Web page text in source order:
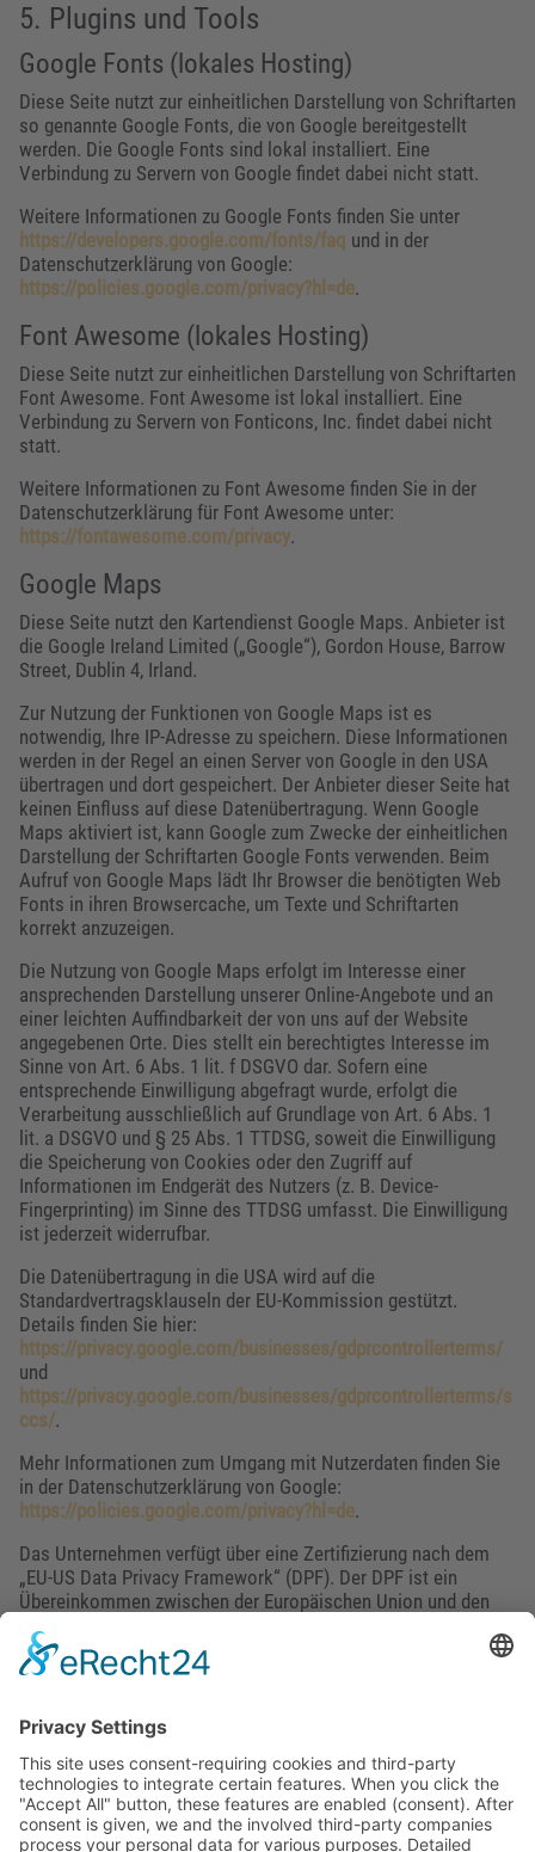
5. Plugins und Tools
Google Fonts (lokales Hosting)
Diese Seite nutzt zur einheitlichen Darstellung von Schriftarten
so genannte Google Fonts, die von Google bereitgestellt
werden. Die Google Fonts sind lokal installiert. Eine
Verbindung zu Servern von Google findet dabei nicht statt.
Weitere Informationen zu Google Fonts finden Sie unter
https://developers.google.com/fonts/faq und in der
Datenschutzerklärung von Google:
https://policies.google.com/privacy?hl=de.
Font Awesome (lokales Hosting)
Diese Seite nutzt zur einheitlichen Darstellung von Schriftarten
Font Awesome. Font Awesome ist lokal installiert. Eine
Verbindung zu Servern von Fonticons, Inc. findet dabei nicht
statt.
Weitere Informationen zu Font Awesome finden Sie in der
Datenschutzerklärung für Font Awesome unter:
https://fontawesome.com/privacy.
Google Maps
Diese Seite nutzt den Kartendienst Google Maps. Anbieter ist
die Google Ireland Limited („Google“), Gordon House, Barrow
Street, Dublin 4, Irland.
Zur Nutzung der Funktionen von Google Maps ist es
notwendig, Ihre IP-Adresse zu speichern. Diese Informationen
werden in der Regel an einen Server von Google in den USA
übertragen und dort gespeichert. Der Anbieter dieser Seite hat
keinen Einfluss auf diese Datenübertragung. Wenn Google
Maps aktiviert ist, kann Google zum Zwecke der einheitlichen
Darstellung der Schriftarten Google Fonts verwenden. Beim
Aufruf von Google Maps lädt Ihr Browser die benötigten Web
Fonts in ihren Browsercache, um Texte und Schriftarten
korrekt anzuzeigen.
Die Nutzung von Google Maps erfolgt im Interesse einer
ansprechenden Darstellung unserer Online-Angebote und an
einer leichten Auffindbarkeit der von uns auf der Website
angegebenen Orte. Dies stellt ein berechtigtes Interesse im
Sinne von Art. 6 Abs. 1 lit. f DSGVO dar. Sofern eine
entsprechende Einwilligung abgefragt wurde, erfolgt die
Verarbeitung ausschließlich auf Grundlage von Art. 6 Abs. 1
lit. a DSGVO und § 25 Abs. 1 TTDSG, soweit die Einwilligung
die Speicherung von Cookies oder den Zugriff auf
Informationen im Endgerät des Nutzers (z. B. Device-
Fingerprinting) im Sinne des TTDSG umfasst. Die Einwilligung
ist jederzeit widerrufbar.
Die Datenübertragung in die USA wird auf die
Standardvertragsklauseln der EU-Kommission gestützt.
Details finden Sie hier:
https://privacy.google.com/businesses/gdprcontrollerterms/
und
https://privacy.google.com/businesses/gdprcontrollerterms/s
ccs/.
Mehr Informationen zum Umgang mit Nutzerdaten finden Sie
in der Datenschutzerklärung von Google:
https://policies.google.com/privacy?hl=de.
Das Unternehmen verfügt über eine Zertifizierung nach dem
„EU-US Data Privacy Framework“ (DPF). Der DPF ist ein
Übereinkommen zwischen der Europäischen Union und den
USA, der die Einhaltung europäischer Datenschutzstandards
bei Datenverarbeitungen in den USA gewährleisten soll. Jedes
nach dem DPF zertifizierte Unternehmen verpflichtet sich,
Informationen hierzu erhalten Sie vom Anbieter unter
folgendem Link:
https://www.dataprivacyframework.gov/s/participant-
search/participant-detail?
contact=true&id=a2zt000000001L5AAI&status=Active